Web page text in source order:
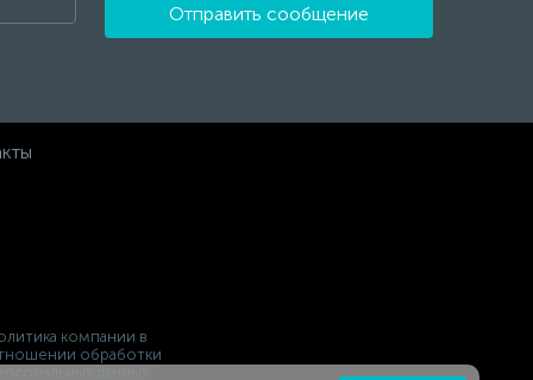
Отправить сообщение
компании в
обработки